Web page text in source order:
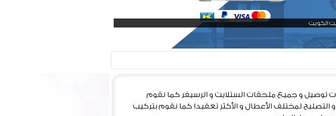
الكويت
توصيل و جميع ملحقات الستلايت و الرسيفر كما نقوم
لمختلف الأعطال و الأكثر تعقيدا كما نقوم بتركيب